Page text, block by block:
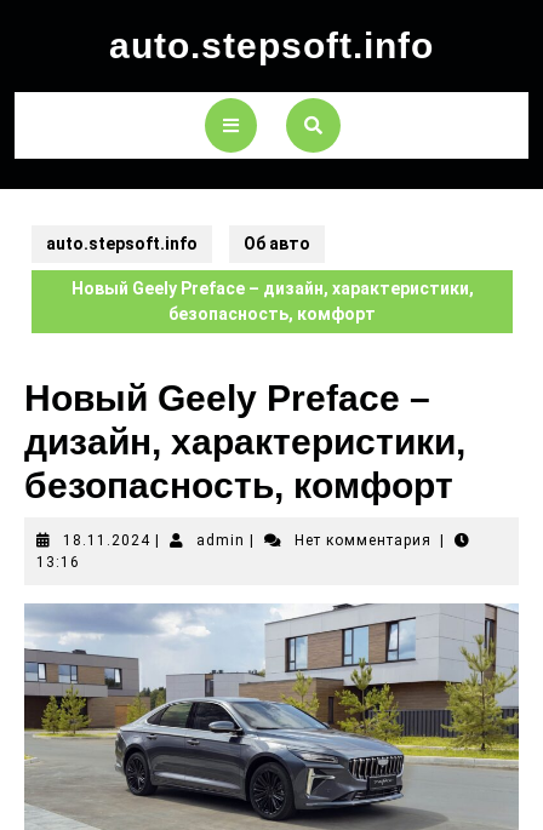
auto.stepsoft.info
auto.stepsoft.info Об авто
Новый Geely Preface – дизайн, характеристики,
безопасность, комфорт
Новый Geely Preface –
дизайн, характеристики,
безопасность, комфорт
18.11.2024 admin Нет комментария
13:16